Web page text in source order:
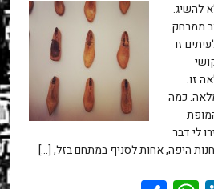
להשיג.
ממרחק.
זו
זו.
כמה
לי דבר
היפה, אחות לסניף במתחם בזל, […]